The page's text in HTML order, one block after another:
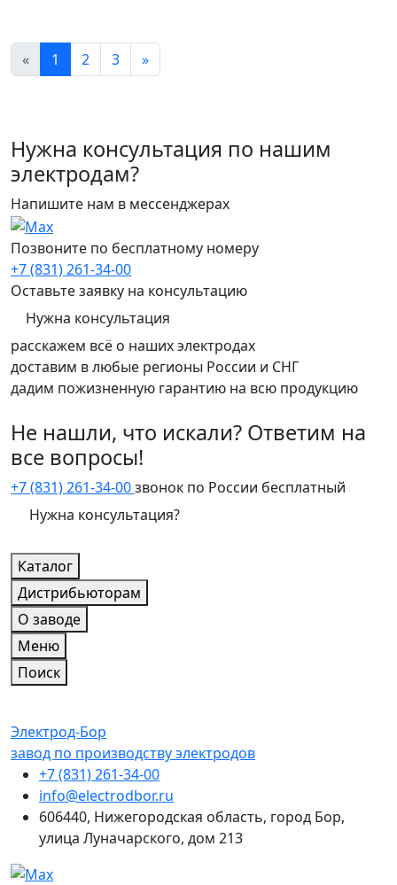
« 1 2 3 »
Нужна консультация по нашим
электродам?
Напишите нам в мессенджерах
Позвоните по бесплатному номеру
+7 (831) 261-34-00
Оставьте заявку на консультацию
Нужна консультация
расскажем всё о наших электродах
доставим в любые регионы России и СНГ
дадим пожизненную гарантию на всю продукцию
Не нашли, что искали? Ответим на
все вопросы!
+7 (831) 261-34-00звонок по России бесплатный
Нужна консультация?
Каталог
Дистрибьюторам
О заводе
Меню
Поиск
Электрод-Бор
завод по производству электродов
+7 (831) 261-34-00
info@electrodbor.ru
606440, Нижегородская область, город Бор,
улица Луначарского, дом 213